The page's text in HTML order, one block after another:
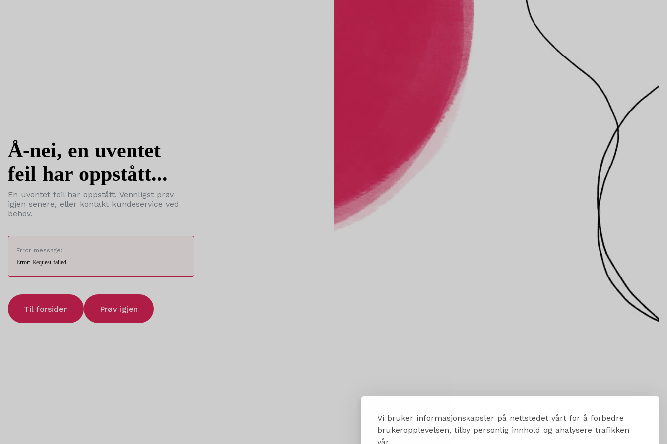
Vi bruker informasjonskapsler på nettstedet vårt for å forbedre
brukeropplevelsen, tilby personlig innhold og analysere trafikken
vår.
Å-nei, en uventet
feil har oppstått...
En uventet feil har oppstått. Vennligst prøv
igjen senere, eller kontakt kundeservice ved
behov.
Error message:
Error: Request failed
Til forsiden Prøv igjen